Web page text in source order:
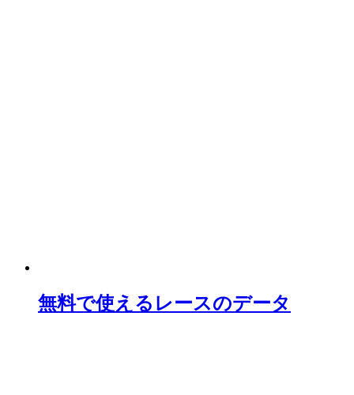
無料で使えるレースのデータ